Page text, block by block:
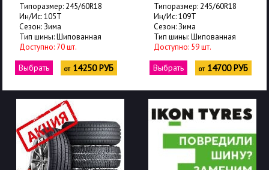
Типоразмер: 245/60R18
Ин/Ис: 105T
Сезон: Зима
Тип шины: Шипованная
Доступно: 70 шт.
Выбрать от14250 РУБ
Типоразмер: 245/60R18
Ин/Ис: 109T
Сезон: Зима
Тип шины: Шипованная
Доступно: 59 шт.
Выбрать от14700 РУБ